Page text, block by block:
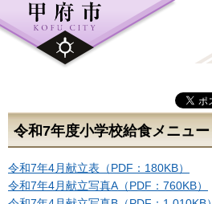
令和7年度小学校給食メニュー
令和7年4月献立表（PDF：180KB）
令和7年4月献立写真A（PDF：760KB）